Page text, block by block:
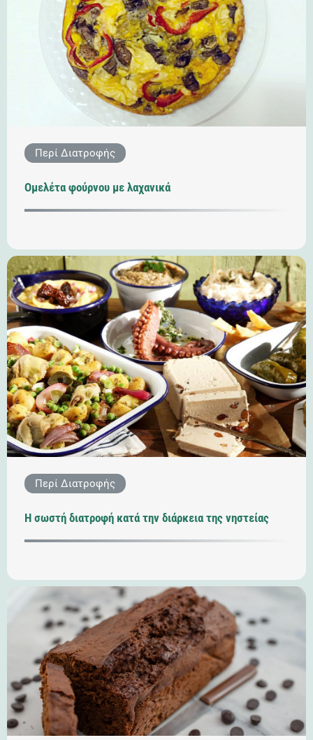
Περί Διατροφής
Ομελέτα φούρνου με λαχανικά
Περί Διατροφής
Η σωστή διατροφή κατά την διάρκεια της νηστείας